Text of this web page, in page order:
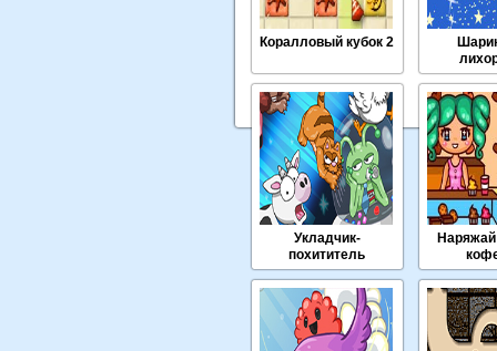
Коралловый кубок 2
Укладчик-
похититель